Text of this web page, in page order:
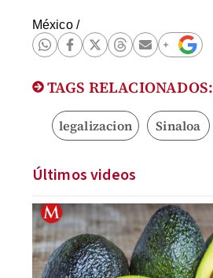
México/
TAGS RELACIONADOS:
legalizacion Sinaloa
Últimos videos